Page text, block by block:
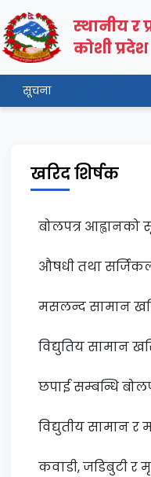
स्थानीय र
कोशी प्रदेश
सूचना
खरिद शिर्षक
बोलपत्र आह्वानको
औषधी तथा
मसलन्द सामान
विद्युतिय सामान
छपाई सम्बन्धि
विद्युतीय सामान
कवाडी, जडिबुटी